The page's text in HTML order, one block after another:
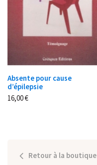
Absente pour cause
d’épilepsie
16,00€
Retour à la boutique